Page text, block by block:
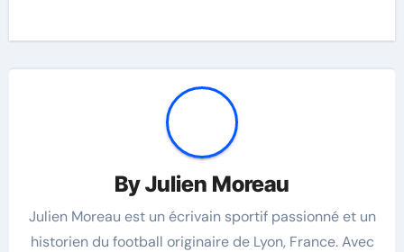
ByJulien Moreau
Julien Moreau est un écrivain sportif passionné et un
historien du football originaire de Lyon, France. Avec